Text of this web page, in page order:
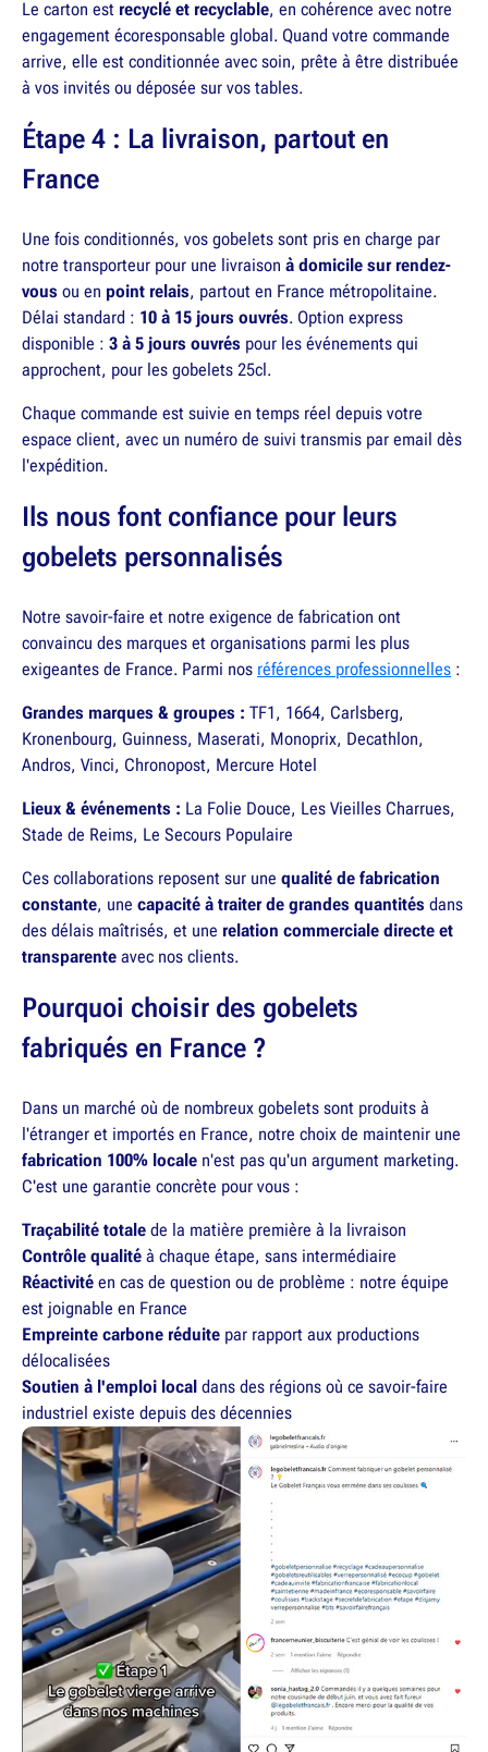
Le carton est recyclé et recyclable, en cohérence avec notre
engagement écoresponsable global. Quand votre commande
arrive, elle est conditionnée avec soin, prête à être distribuée
à vos invités ou déposée sur vos tables.
Étape 4 : La livraison, partout en
France
Une fois conditionnés, vos gobelets sont pris en charge par
notre transporteur pour une livraison à domicile sur rendez-
vous ou en point relais, partout en France métropolitaine.
Délai standard : 10 à 15 jours ouvrés. Option express
disponible : 3 à 5 jours ouvrés pour les événements qui
approchent, pour les gobelets 25cl.
Chaque commande est suivie en temps réel depuis votre
espace client, avec un numéro de suivi transmis par email dès
l'expédition.
Ils nous font confiance pour leurs
gobelets personnalisés
Notre savoir-faire et notre exigence de fabrication ont
convaincu des marques et organisations parmi les plus
exigeantes de France. Parmi nos références professionnelles :
Grandes marques & groupes : TF1, 1664, Carlsberg,
Kronenbourg, Guinness, Maserati, Monoprix, Decathlon,
Andros, Vinci, Chronopost, Mercure Hotel
Lieux & événements : La Folie Douce, Les Vieilles Charrues,
Stade de Reims, Le Secours Populaire
Ces collaborations reposent sur une qualité de fabrication
constante, une capacité à traiter de grandes quantités dans
des délais maîtrisés, et une relation commerciale directe et
transparente avec nos clients.
Pourquoi choisir des gobelets
fabriqués en France ?
Dans un marché où de nombreux gobelets sont produits à
l'étranger et importés en France, notre choix de maintenir une
fabrication 100% locale n'est pas qu'un argument marketing.
C'est une garantie concrète pour vous :
Traçabilité totale de la matière première à la livraison
Contrôle qualité à chaque étape, sans intermédiaire
Réactivité en cas de question ou de problème : notre équipe
est joignable en France
Empreinte carbone réduite par rapport aux productions
délocalisées
Soutien à l'emploi local dans des régions où ce savoir-faire
industriel existe depuis des décennies